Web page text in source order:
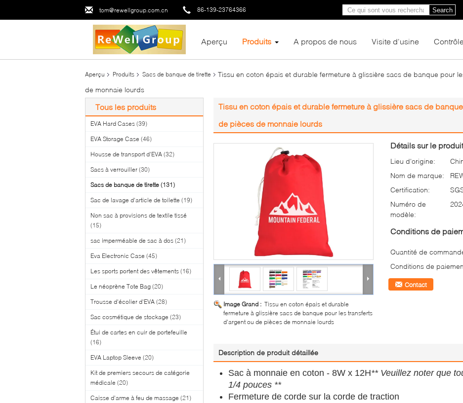
tom@rewellgroup.com.cn 86-139-23764366 Search
Aperçu Produits A propos de nous Visite d'usine
Aperçu Produits Sacs de banque de tirette
Tissu en coton épais et durable fermeture à glissière sacs de banque pour
de monnaie lourds
Tous les produits
EVA Hard Cases (39)
EVA Storage Case (46)
Housse de transport d'EVA (32)
Sacs à verrouiller (30)
Sacs de banque de tirette (131)
Sac de lavage d'article de toilette (19)
Non sac à provisions de textile tissé
(15)
sac imperméable de sac à dos (21)
Eva Electronic Case (45)
Les sports portent des vêtements (16)
Le néoprène Tote Bag (20)
Trousse d'écolier d'EVA (28)
Sac cosmétique de stockage (23)
Étui de cartes en cuir de portefeuille
(16)
EVA Laptop Sleeve (20)
Kit de premiers secours de catégorie
médicale (20)
Caisse d'arme à feu de massage (21)
Tissu en coton épais et durable fermeture à glissière sacs de
de pièces de monnaie lourds
Image Grand : Tissu en coton épais et durable
fermeture à glissière sacs de banque pour les transferts
d'argent ou de pièces de monnaie lourds
Détails sur le
Lieu d'origine:
Nom de marque:
Certification:
Numéro de
modèle:
Conditions de
Quantité de
Conditions de
Contact
Description de produit détaillée
Sac à monnaie en coton - 8W x 12H** Veuillez noter que
1/4 pouces **
Fermeture de corde sur la corde de traction